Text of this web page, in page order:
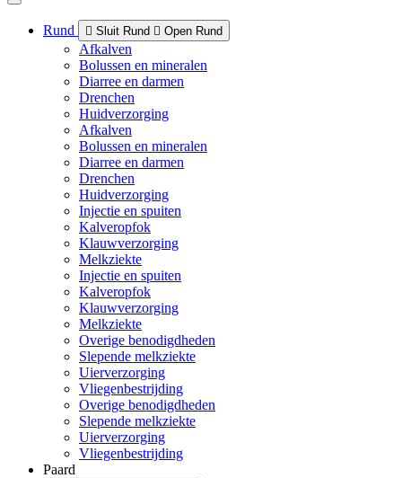
Rund Sluit Rund Open Rund
Afkalven
Bolussen en mineralen
Diarree en darmen
Drenchen
Huidverzorging
Afkalven
Bolussen en mineralen
Diarree en darmen
Drenchen
Huidverzorging
Injectie en spuiten
Kalveropfok
Klauwverzorging
Melkziekte
Injectie en spuiten
Kalveropfok
Klauwverzorging
Melkziekte
Overige benodigdheden
Slepende melkziekte
Uierverzorging
Vliegenbestrijding
Overige benodigdheden
Slepende melkziekte
Uierverzorging
Vliegenbestrijding
Paard